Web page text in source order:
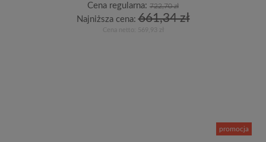
Cena regularna: 722,70 zł
Najniższa cena:661,34 zł
569,93 zł
promocja